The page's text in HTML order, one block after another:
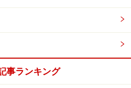
ひき、厚さ1cm～1.5cm、直径
事ランキング